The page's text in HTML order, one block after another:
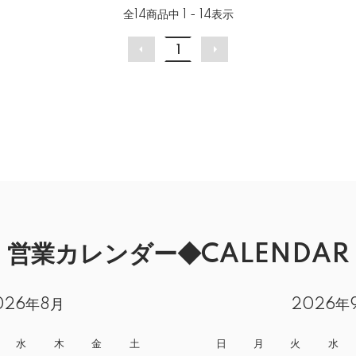
全14商品中 1 - 14表示
営業カレンダー◆CALENDAR
年8月
水 木 金 土
2026年
日 月 火 水